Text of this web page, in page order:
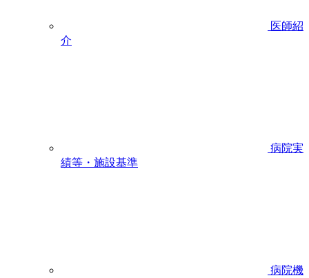
医師紹
介
病院実
績等・施設基準
病院機